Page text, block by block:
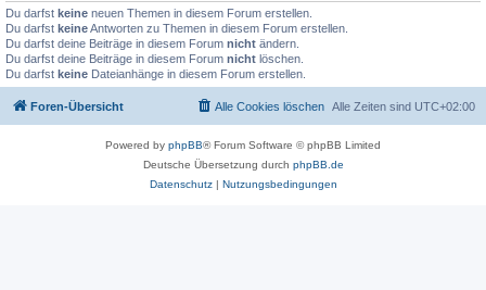
Du darfst keine neuen Themen in diesem Forum erstellen.
Du darfst keineAntworten zu Themen in diesem Forum erstellen.
Du darfst deine Beiträge in diesem Forum nicht ändern.
Du darfst deine Beiträge in diesem Forum nicht löschen.
Du darfst keine Dateianhänge in diesem Forum erstellen.
Foren-Übersicht Alle Zeiten sind UTC+02:00
Alle Cookies löschen
Powered by phpBB® Forum Software © phpBB Limited
Deutsche Übersetzung durch phpBB.de
Datenschutz| Nutzungsbedingungen